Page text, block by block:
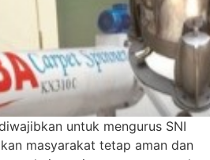
untuk mengurus SNI
masyarakat tetap aman dan